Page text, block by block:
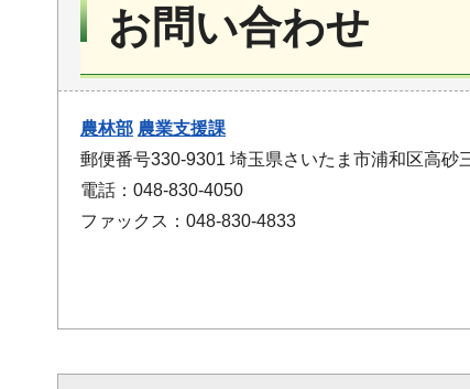
お問い合わせ
農林部 農業支援課
郵便番号330-9301 埼玉県さいたま市浦和区高砂
電話：048-830-4050
ファックス：048-830-4833